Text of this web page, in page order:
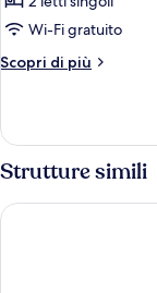
Camera
Deluxe
con
letti
singoli
Wi-Fi gratuito
Scopri di più
Altri
Deluxe
2
singoli
Strutture simili
ibis Milano Centro